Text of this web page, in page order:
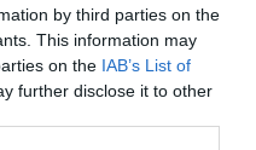
by third parties on the
This information may
on the IAB’s List of
further disclose it to other
atmosférou.
(ako sa na rozdiel od
miestni), ako si
ochutnať
(čo je v